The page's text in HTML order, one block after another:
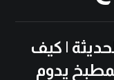
| كيف
يدوم